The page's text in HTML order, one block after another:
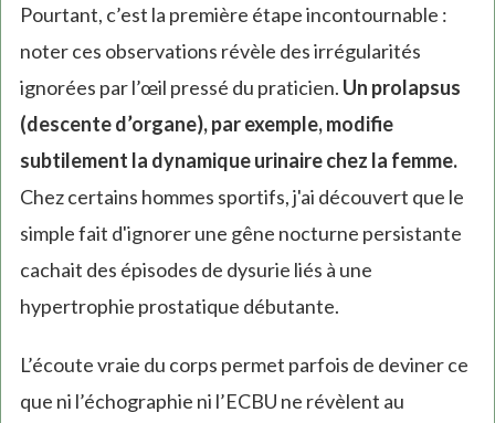
Pourtant, c’est la première étape incontournable :
noter ces observations révèle des irrégularités
ignorées par l’œil pressé du praticien. Un prolapsus
(descente d’organe), par exemple, modifie
subtilement la dynamique urinaire chez la femme.
Chez certains hommes sportifs, j'ai découvert que le
simple fait d'ignorer une gêne nocturne persistante
cachait des épisodes de dysurie liés à une
hypertrophie prostatique débutante.
L’écoute vraie du corps permet parfois de deviner ce
que ni l’échographie ni l’ECBU ne révèlent au